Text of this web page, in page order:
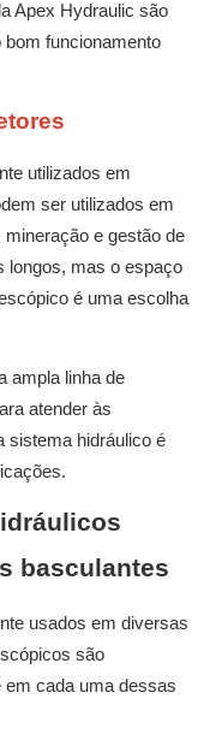
Apex Hydraulic são
bom funcionamento
utilizados em
ser utilizados em
e gestão de
longos, mas o espaço
é uma escolha
ampla linha de
atender às
sistema hidráulico é
basculantes
usados ​​em diversas
são
em cada uma dessas